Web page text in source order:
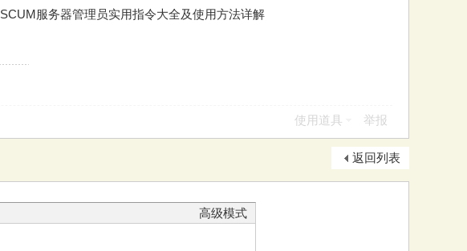
SCUM服务器管理员实用指令大全及使用方法详解
使用道具 举报
返回列表
高级模式